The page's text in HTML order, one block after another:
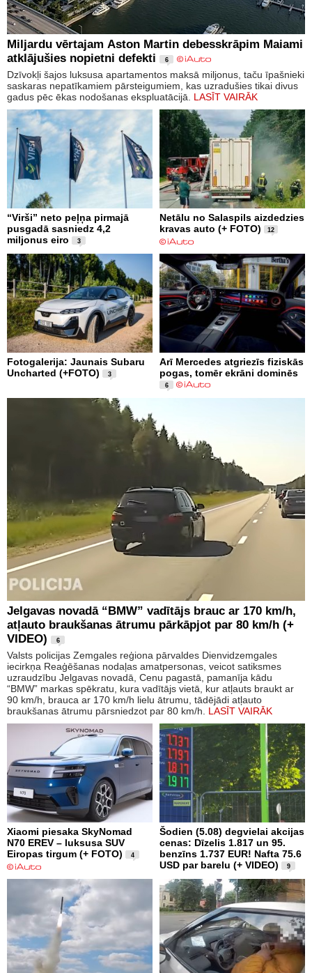
Miljardu vērtajam Aston Martin debesskrāpim Maiami
atklājušies nopietni defekti
6
Dzīvokļi šajos luksusa apartamentos maksā miljonus, taču īpašnieki
saskaras nepatīkamiem pārsteigumiem, kas uzradušies tikai divus
gadus pēc ēkas nodošanas ekspluatācijā. LASĪT VAIRĀK
“Virši” neto peļņa pirmajā
pusgadā sasniedz 4,2
miljonus eiro
3
Netālu no Salaspils aizdedzies
kravas auto (+ FOTO)
12
Fotogalerija: Jaunais Subaru
Uncharted (+FOTO)
3
Arī Mercedes atgriezīs fiziskās
pogas, tomēr ekrāni dominēs
6
Jelgavas novadā “BMW” vadītājs brauc ar 170 km/h,
atļauto braukšanas ātrumu pārkāpjot par 80 km/h (+
VIDEO)
6
Valsts policijas Zemgales reģiona pārvaldes Dienvidzemgales
iecirkņa Reaģēšanas nodaļas amatpersonas, veicot satiksmes
uzraudzību Jelgavas novadā, Cenu pagastā, pamanīja kādu
“BMW” markas spēkratu, kura vadītājs vietā, kur atļauts braukt ar
90 km/h, brauca ar 170 km/h lielu ātrumu, tādējādi atļauto
braukšanas ātrumu pārsniedzot par 80 km/h. LASĪT VAIRĀK
Xiaomi piesaka SkyNomad
N70 EREV – luksusa SUV
Eiropas tirgum (+ FOTO)
4
Šodien (5.08) degvielai akcijas
cenas: Dīzelis 1.817 un 95.
benzīns 1.737 EUR! Nafta 75.6
USD par barelu (+ VIDEO)
9